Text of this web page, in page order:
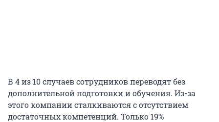
В 4 из 10 случаев сотрудников переводят без
дополнительной подготовки и обучения. Из-за
этого компании сталкиваются с отсутствием
достаточных компетенций. Только 19%